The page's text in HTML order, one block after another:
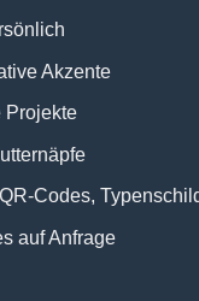
Akzente
Projekte
Codes,
auf Anfrage